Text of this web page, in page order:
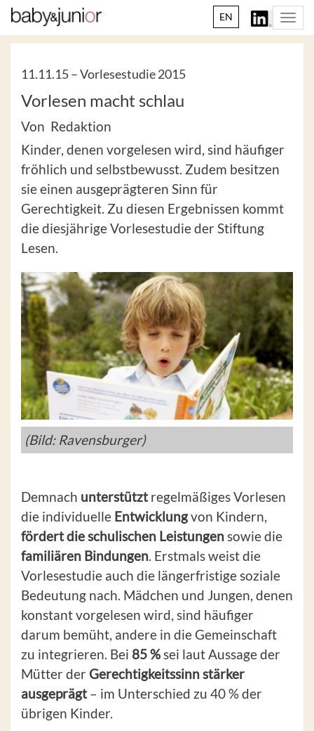
EN
11.11.15 –Vorlesestudie 2015
Vorlesen macht schlau
Von Redaktion
Kinder, denen vorgelesen wird, sind häufiger
fröhlich und selbstbewusst. Zudem besitzen
sie einen ausgeprägteren Sinn für
Gerechtigkeit. Zu diesen Ergebnissen kommt
die diesjährige Vorlesestudie der Stiftung
Lesen.
(Bild: Ravensburger)
Demnach unterstütztregelmäßiges Vorlesen
die individuelle Entwicklungvon Kindern,
fördert die schulischen Leistungensowie die
familiären Bindungen. Erstmals weist die
Vorlesestudie auch die längerfristige soziale
Bedeutung nach. Mädchen und Jungen, denen
konstant vorgelesen wird, sind häufiger
darum bemüht, andere in die Gemeinschaft
zu integrieren. Bei 85 %sei laut Aussage der
Mütter der Gerechtigkeitssinn stärker
ausgeprägt– im Unterschied zu 40 % der
übrigen Kinder.